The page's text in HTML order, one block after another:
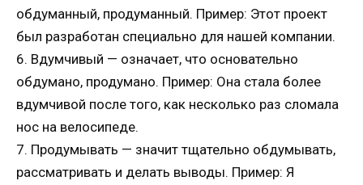
обдуманный, продуманный. Пример: Этот проект
был разработан специально для нашей компании.
6. Вдумчивый — означает, что основательно
обдумано, продумано. Пример: Она стала более
вдумчивой после того, как несколько раз сломала
нос на велосипеде.
7. Продумывать — значит тщательно обдумывать,
рассматривать и делать выводы. Пример: Я